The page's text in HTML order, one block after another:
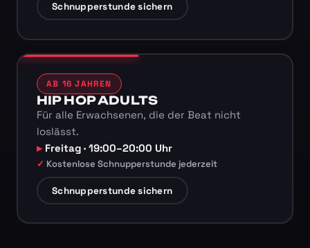
Schnupperstunde sichern
AB 16 JAHREN
HIP HOP ADULTS
Für alle Erwachsenen, die der Beat nicht
loslässt.
Freitag · 19:00–20:00 Uhr
Kostenlose Schnupperstunde jederzeit
Schnupperstunde sichern